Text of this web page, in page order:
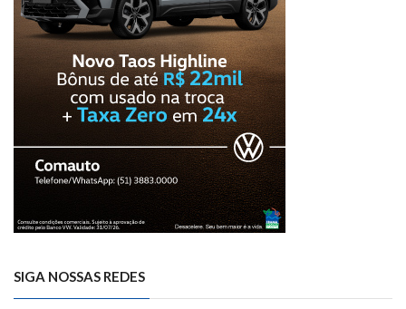
SIGA NOSSAS REDES